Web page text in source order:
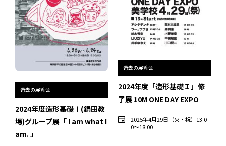
イベントレポート
インタビュー
受講生・修了生の活動
展覧会アーカイブ
座談会
講座レポート
連載・コラム
過去の展覧会
2024年度造形基礎Ⅰ(鍋田教
場)グループ展「 I am what I
am. 」
過去の展覧会
2024年度「造形基礎Ｉ」修
了展 10M ONE DAY EXPO
2025年4月29日（火・祝）13:0
0〜18:00